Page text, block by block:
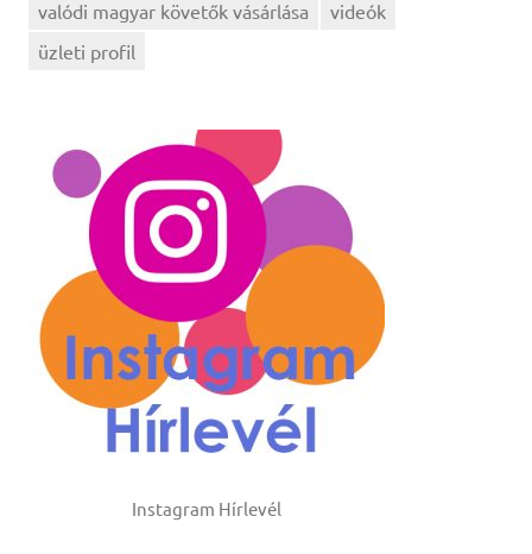
valódi magyar követők vásárlása
videók
üzleti profil
Instagram Hírlevél